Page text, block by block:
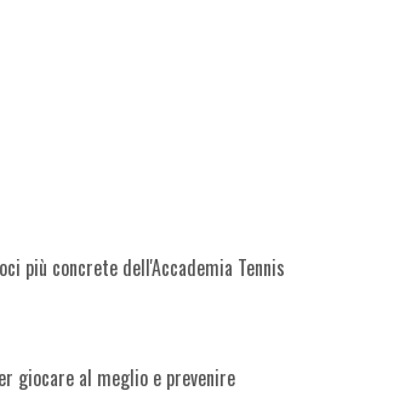
più concrete dell'Accademia Tennis
giocare al meglio e prevenire